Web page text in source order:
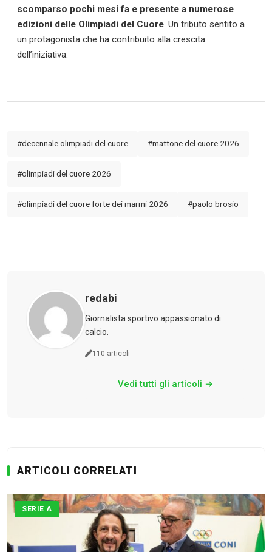
Collabora con noi
scomparso pochi mesi fa e presente a numerose
edizioni delle Olimpiadi del Cuore. Un tributo sentito a
un protagonista che ha contribuito alla crescita
dell’iniziativa.
#decennale olimpiadi del cuore #mattone del cuore 2026
#olimpiadi del cuore 2026
#olimpiadi del cuore forte dei marmi 2026 #paolo brosio
redabi
Giornalista sportivo appassionato di
calcio.
110 articoli
Vedi tutti gli articoli →
ARTICOLI CORRELATI
SERIE A